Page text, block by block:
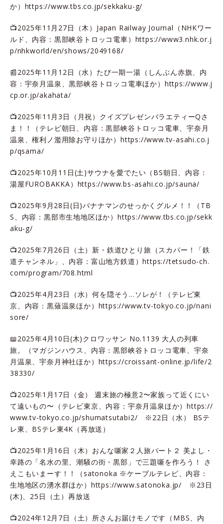
か） https://www.tbs.co.jp/sekkaku-g/
📺2025年11月27日（木）Japan Railway Journal（NHKワー
ルド、内容：黒部峡谷トロッコ電車） https://www3.nhk.or.j
p/nhkworld/en/shows/2049168/
📰2025年11月12日（水）たび一期一湯（しんぶん赤旗、内
容：宇奈月温泉、黒部峡谷トロッコ電車ほか） https://www.j
cp.or.jp/akahata/
📺2025年11月3日（月祝）クイズプレゼンバラエティーQさ
ま！！（テレビ朝日、内容：黒部峡谷トロッコ電車、宇奈月
温泉、権利ノ濫用除お守りほか）https://www.tv-asahi.co.j
p/qsama/
📺2025年10月11日(土)サウナを愛でたい（BS朝日、内容：
湯屋FUROBAKKA） https://www.bs-asahi.co.jp/sauna/
📺2025年9月28日(日)バナナマンのせっかくグルメ！！（TB
S、内容：黒部市生地地区ほか）https://www.tbs.co.jp/sekk
aku-g/
📺2025年7月26日（土）新・鉄道ひとり旅（スカパー！「鉄
道チャンネル」、内容：富山地方鉄道）https://tetsudo-ch.
com/program/708.html
📺2025年4月23日（水）何を隠そう…ソレが！（テレビ東
京、内容：黒薙温泉ほか） https://www.tv-tokyo.co.jp/nani
sore/
📖2025年4月10日(木)クロワッサン No.1139 大人の列車
旅。（マガジンハウス、内容：黒部峡谷トロッコ電車、宇奈
月温泉、宇奈月神社ほか） https://croissant-online.jp/life/2
38330/
📺2025年1月17日（金） 週末旅の極意2〜家族って近くにい
て遠いもの〜（テレビ東京、内容：宇奈月温泉ほか）https://
www.tv-tokyo.co.jp/shumatsutabi2/ ※22日（水） BSテ
レ東、BSテレ東4K（再放送）
📺2025年1月16日（木）おんな噺家２人旅パート２ 美よし・
幸路の「名水の里、潮騒の街・黒部」で三題噺を作ろう！ さ
えこもいまーす！！（satonoka ※ケーブルテレビ、内容：
生地地区の湧水群ほか） https://www.satonoka.jp/ ※23日
(木)、25日（土）再放送
📺2024年12月7日（土）所さんお届けモノです（MBS、内